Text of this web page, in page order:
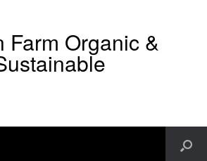
Farm Organic &